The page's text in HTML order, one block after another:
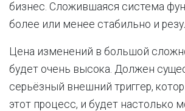
бизнес. Сложившаяся система
более или менее стабильно и
Цена изменений в большой
будет очень высока. Должен
серьёзный внешний триггер,
этот процесс, и будет настолько